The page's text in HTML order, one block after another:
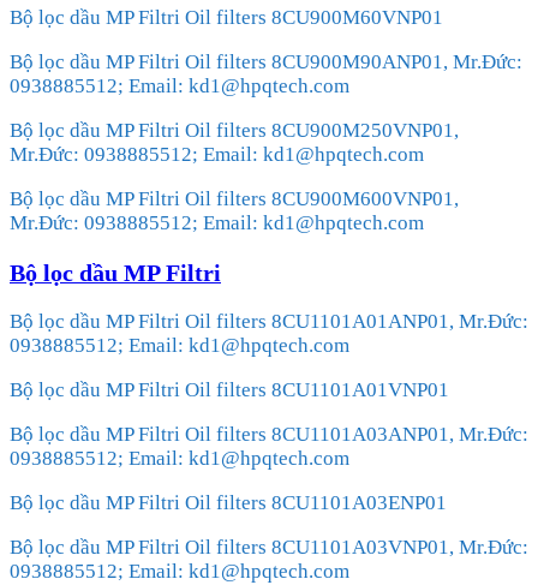
Bộ lọc dầu MP Filtri Oil filters 8CU900M60VNP01
Bộ lọc dầu MP Filtri Oil filters 8CU900M90ANP01, Mr.Đức:
0938885512; Email: kd1@hpqtech.com
Bộ lọc dầu MP Filtri Oil filters 8CU900M250VNP01,
Mr.Đức: 0938885512; Email: kd1@hpqtech.com
Bộ lọc dầu MP Filtri Oil filters 8CU900M600VNP01,
Mr.Đức: 0938885512; Email: kd1@hpqtech.com
Bộ lọc dầu MP Filtri
Bộ lọc dầu MP Filtri Oil filters 8CU1101A01ANP01, Mr.Đức:
0938885512; Email: kd1@hpqtech.com
Bộ lọc dầu MP Filtri Oil filters 8CU1101A01VNP01
Bộ lọc dầu MP Filtri Oil filters 8CU1101A03ANP01, Mr.Đức:
0938885512; Email: kd1@hpqtech.com
Bộ lọc dầu MP Filtri Oil filters 8CU1101A03ENP01
Bộ lọc dầu MP Filtri Oil filters 8CU1101A03VNP01, Mr.Đức:
0938885512; Email: kd1@hpqtech.com